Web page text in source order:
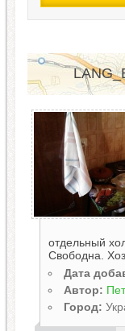
отдельный
Свободна.
Дата
Автор:
Город: